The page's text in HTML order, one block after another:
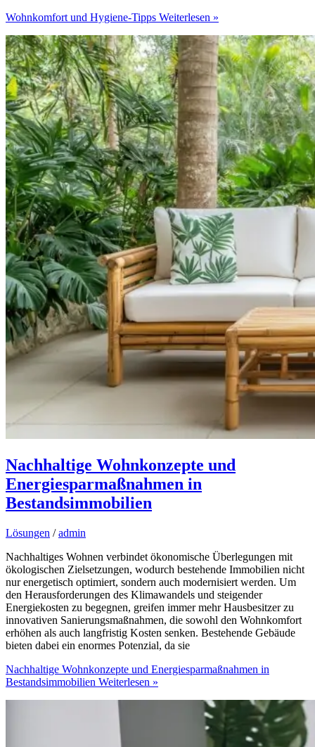
Wohnkomfort und Hygiene-Tipps Weiterlesen »
Nachhaltige Wohnkonzepte und
Energiesparmaßnahmen in
Bestandsimmobilien
Lösungen /admin
Nachhaltiges Wohnen verbindet ökonomische Überlegungen mit
ökologischen Zielsetzungen, wodurch bestehende Immobilien nicht
nur energetisch optimiert, sondern auch modernisiert werden. Um
den Herausforderungen des Klimawandels und steigender
Energiekosten zu begegnen, greifen immer mehr Hausbesitzer zu
innovativen Sanierungsmaßnahmen, die sowohl den Wohnkomfort
erhöhen als auch langfristig Kosten senken. Bestehende Gebäude
bieten dabei ein enormes Potenzial, da sie
Nachhaltige Wohnkonzepte und Energiesparmaßnahmen in
Bestandsimmobilien Weiterlesen »